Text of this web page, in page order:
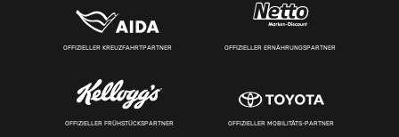
OFFIZIELLER KREUZFAHRTPARTNER OFFIZIELLER ERNÄHRUNGSPARTNER
OFFIZIELLER FRÜHSTÜCKSPARTNER OFFIZIELLER MOBILITÄTS-PARTNER